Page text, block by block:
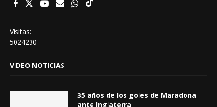
Visitas:
5024230
VIDEO NOTICIAS
35 años de los goles de Maradona
ante Inglaterra